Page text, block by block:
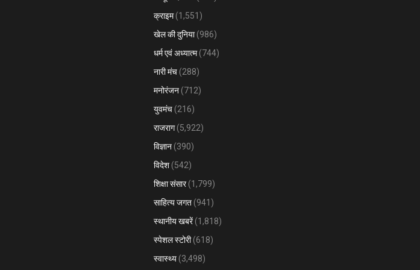
क्राइम(1,551)
खेल की दुनिया(986)
धर्म एवं अध्यात्म(744)
नारी मंच (288)
मनोरंजन (712)
युवमंच (216)
राजराग(5,922)
विज्ञान (390)
विदेश (542)
शिक्षा संसार(1,799)
साहित्य जगत (941)
स्थानीय खबरें(1,818)
स्पेशल स्टोरी(618)
स्वास्थ्य (3,498)